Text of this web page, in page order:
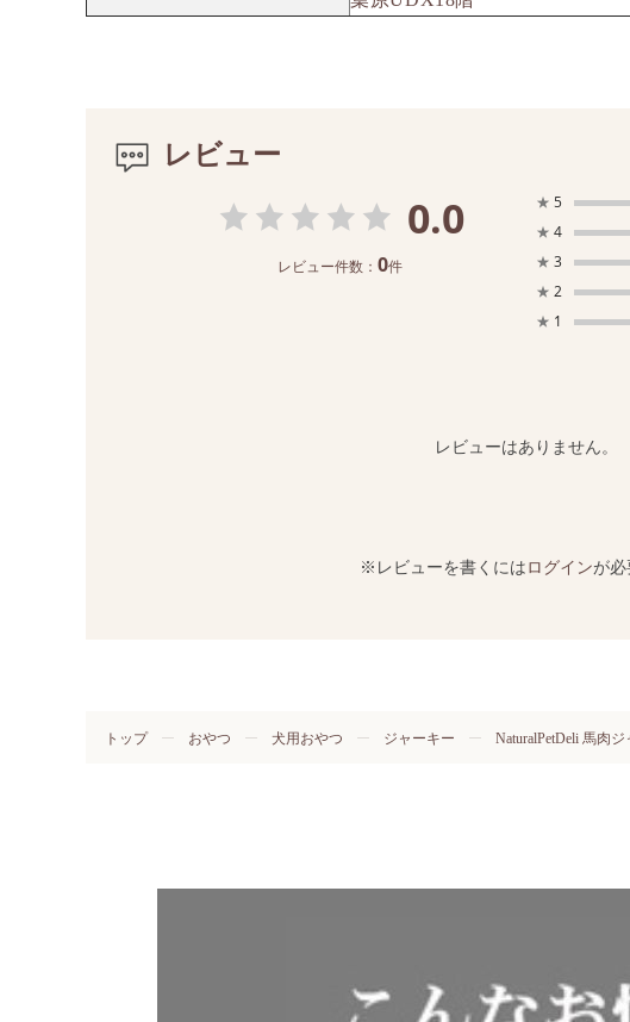
レビュー
0.0
レビュー件数： 0件
★ 5
★ 4
★ 3
★ 2
★ 1
レビューはありません。
※レビューを書くにはログインが必
トップ おやつ 犬用おやつ ジャーキー NaturalPetDeli 馬肉